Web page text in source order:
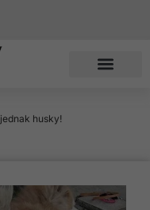
husky!